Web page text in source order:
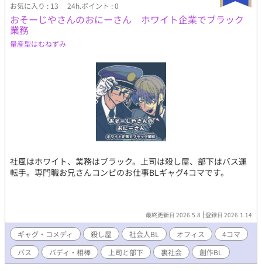
お気に入り : 13 24h.ポイント : 0
おそーじやさんのおにーさん ホワイト企業でブラック
業務
量産型はむねずみ
社風はホワイト、業務はブラック。上司は殺し屋、部下はバス運
転手。専門職お兄さんコンビのお仕事BLギャグ4コマです。
最終更新日 2026.5.8 登録日 2026.1.14
ギャグ・コメディ 殺し屋 社会人BL オフィス
4コマ
バス
バディ・相棒 上司と部下 裏社会 創作BL